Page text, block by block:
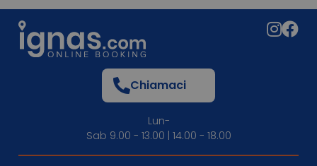
Chiamaci
Lun-
Sab 9.00 - 13.00 | 14.00 - 18.00